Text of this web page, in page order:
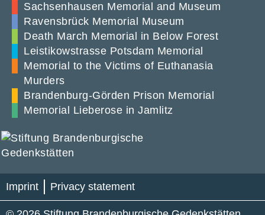
Sachsenhausen Memorial and Museum
Ravensbrück Memorial Museum
Death March Memorial in Below Forest
Leistikowstrasse Potsdam Memorial
Memorial to the Victims of Euthanasia
Murders
Brandenburg-Görden Prison Memorial
Memorial Lieberose in Jamlitz
Imprint Privacy statement